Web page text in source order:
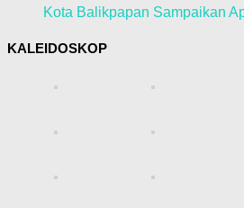
Kota Balikpapan Sampaikan
KALEIDOSKOP